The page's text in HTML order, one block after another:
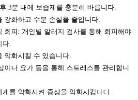
3분 내에 보습제를 충분히 바릅니다.
강화하고 수분 손실을 줄입니다.
회피: 개인별 알러지 검사를 통해 회피해야
다.
악화시킬 수 있습니다.
이나 요가 등을 통해 스트레스를 관리합니
계를 약화시켜 증상을 악화시킵니다.